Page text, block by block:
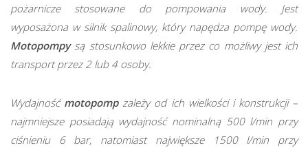
pożarnicze stosowane do pompowania wody. Jest
wyposażona w silnik spalinowy, który napędza pompę wody.
Motopompysą stosunkowo lekkie przez co możliwy jest ich
transport przez 2 lub 4 osoby.
Wydajność motopompzależy od ich wielkości i konstrukcji –
najmniejsze posiadają wydajność nominalną 500 l/min przy
ciśnieniu 6 bar, natomiast największe 1500 l/min przy